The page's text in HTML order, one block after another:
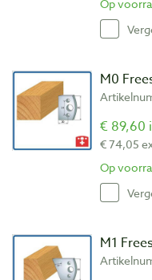
Op
M0
€ 89,60
€ 74,05
Op
M1